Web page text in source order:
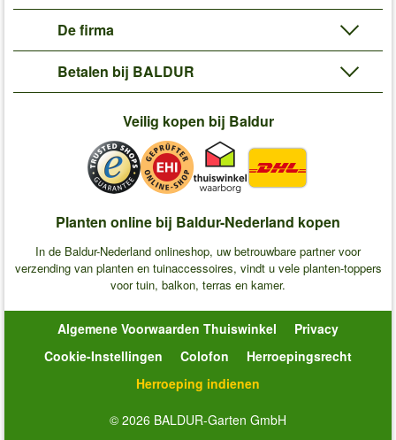
De firma
Betalen bij BALDUR
Veilig kopen bij Baldur
Planten online bij Baldur-Nederland kopen
In de Baldur-Nederland onlineshop, uw betrouwbare partner voor
verzending van planten en tuinaccessoires, vindt u vele planten-toppers
voor tuin, balkon, terras en kamer.
Algemene Voorwaarden Thuiswinkel
Privacy
Cookie-Instellingen
Colofon
Herroepingsrecht
Herroeping indienen
© 2026 BALDUR-Garten GmbH